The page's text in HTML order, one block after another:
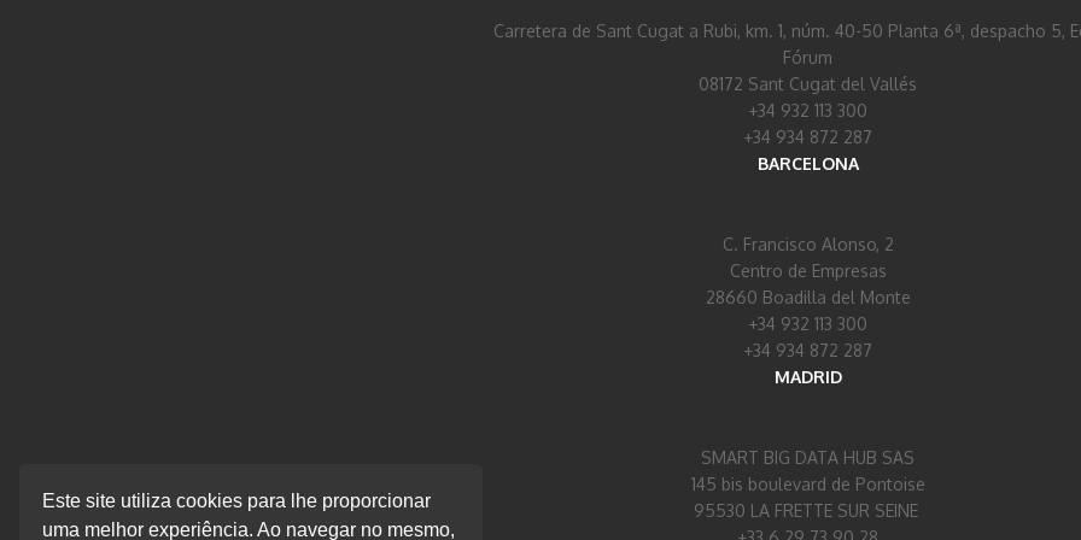
Este site utiliza cookies para lhe proporcionar
uma melhor experiência. Ao navegar no mesmo,
Carretera de Sant Cugat a Rubi, km. 1, núm. 40-50 Planta 6ª, despacho 5,
Fórum
08172 Sant Cugat del Vallés
+34 932 113 300
+34 934 872 287
BARCELONA
C. Francisco Alonso, 2
Centro de Empresas
28660 Boadilla del Monte
+34 932 113 300
+34 934 872 287
MADRID
SMART BIG DATA HUB SAS
145 bis boulevard de Pontoise
95530 LA FRETTE SUR SEINE